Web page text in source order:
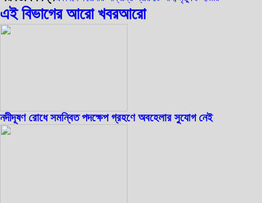
এই বিভাগের আরো খবরআরো
নদীদূষণ রোধে সমন্বিত পদক্ষেপ গ্রহণে অবহেলার সুযোগ নেই